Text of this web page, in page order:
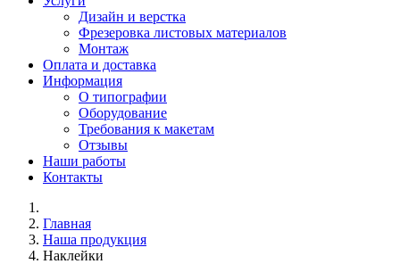
Дизайн и верстка
Фрезеровка листовых материалов
Монтаж
Оплата и доставка
Информация
О типографии
Оборудование
Требования к макетам
Отзывы
Наши работы
Контакты
Главная
Наша продукция
Наклейки